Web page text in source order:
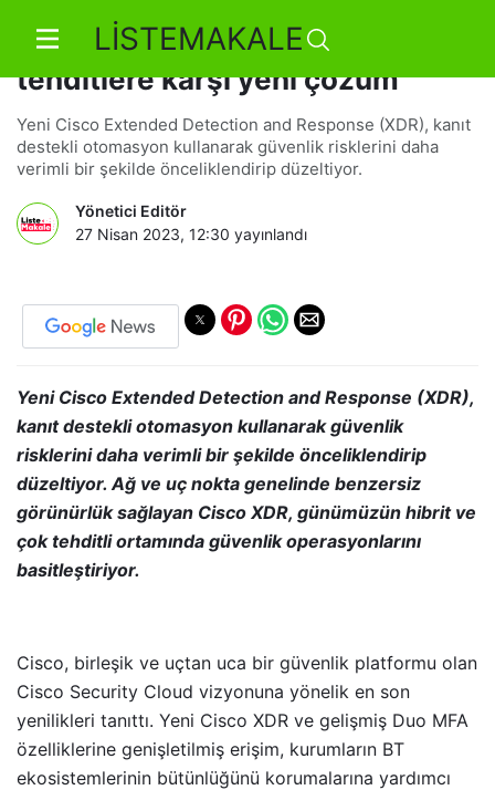
LİSTEMAKALE
Cisco'dan, gelişmiş siber
tehditlere karşı yeni çözüm
Yeni Cisco Extended Detection and Response (XDR), kanıt
destekli otomasyon kullanarak güvenlik risklerini daha
verimli bir şekilde önceliklendirip düzeltiyor.
Yönetici Editör
27 Nisan 2023, 12:30 yayınlandı
Yeni Cisco Extended Detection and Response (XDR),
kanıt destekli otomasyon kullanarak güvenlik
risklerini daha verimli bir şekilde önceliklendirip
düzeltiyor. Ağ ve uç nokta genelinde benzersiz
görünürlük sağlayan Cisco XDR, günümüzün hibrit ve
çok tehditli ortamında güvenlik operasyonlarını
basitleştiriyor.
Cisco, birleşik ve uçtan uca bir güvenlik platformu olan
Cisco Security Cloud vizyonuna yönelik en son
yenilikleri tanıttı. Yeni Cisco XDR ve gelişmiş Duo MFA
özelliklerine genişletilmiş erişim, kurumların BT
ekosistemlerinin bütünlüğünü korumalarına yardımcı